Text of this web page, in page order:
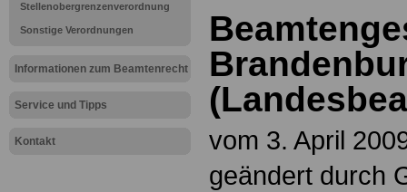
Stellenobergrenzenverordnung
Sonstige Verordnungen
Informationen zum Beamtenrecht
Service und Tipps
Kontakt
vom 3. April
geändert durch